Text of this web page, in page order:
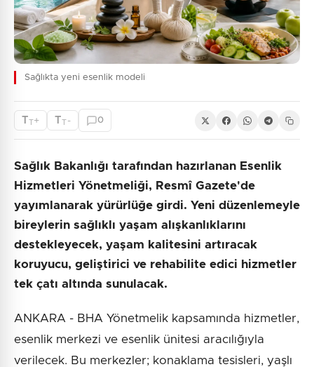
Sağlıkta yeni esenlik modeli
TT+ TT - 0
Sağlık Bakanlığı tarafından hazırlanan Esenlik
Hizmetleri Yönetmeliği, Resmî Gazete'de
yayımlanarak yürürlüğe girdi. Yeni düzenlemeyle
bireylerin sağlıklı yaşam alışkanlıklarını
destekleyecek, yaşam kalitesini artıracak
koruyucu, geliştirici ve rehabilite edici hizmetler
tek çatı altında sunulacak.
ANKARA - BHA Yönetmelik kapsamında hizmetler,
esenlik merkezi ve esenlik ünitesi aracılığıyla
verilecek. Bu merkezler; konaklama tesisleri, yaşlı